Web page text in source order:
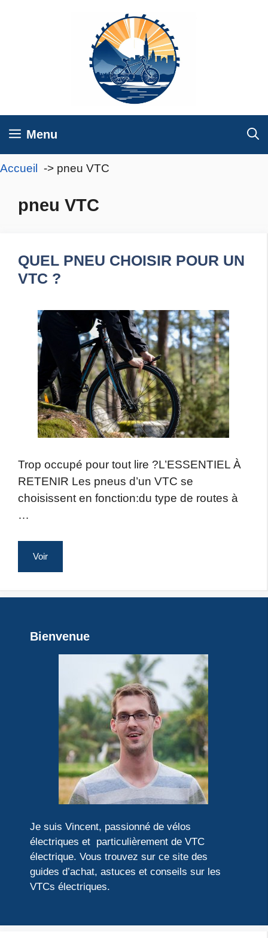
Menu
Accueil pneu VTC
pneu VTC
QUEL PNEU CHOISIR POUR UN
VTC ?
Trop occupé pour tout lire ?L’ESSENTIEL À
RETENIR Les pneus d’un VTC se
choisissent en fonction:du type de routes à
…
Voir
Bienvenue
Je suis Vincent, passionné de vélos
électriques et particulièrement de VTC
électrique. Vous trouvez sur ce site des
guides d’achat, astuces et conseils sur les
VTCs électriques.